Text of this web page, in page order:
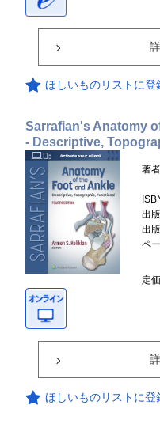
ほしいものリストに登
Sarrafian's Anatomy
- Descriptive,
著者
出
出
ペ
定
ほしいものリストに登